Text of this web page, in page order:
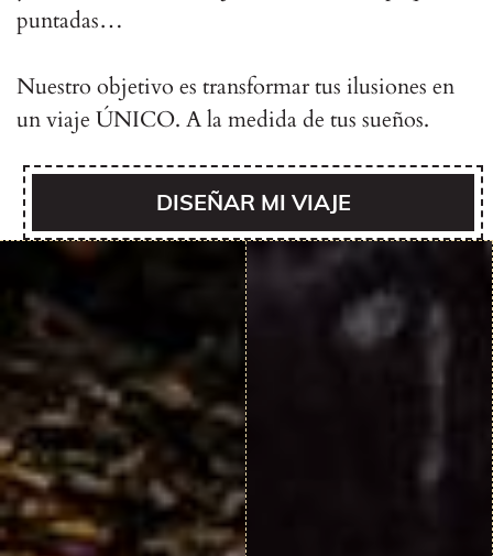
puntadas…
Nuestro objetivo es transformar tus ilusiones en
un viaje ÚNICO. A la medida de tus sueños.
DISEÑAR MI VIAJE